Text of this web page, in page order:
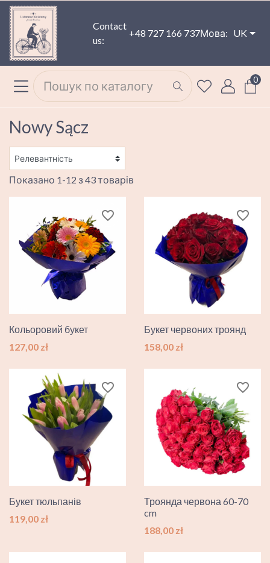
Contact
us:
+48 727 166 737Мова: UK
0
Nowy Sącz
Показано 1-12 з 43 товарів
Кольоровий букет
Ціна
127,00 zł
favorite_border
Букет червоних троянд
Ціна
158,00 zł
favorite_border
Букет тюльпанів
Ціна
119,00 zł
favorite_border
Троянда червона 60-70
cm
Ціна
188,00 zł
favorite_border